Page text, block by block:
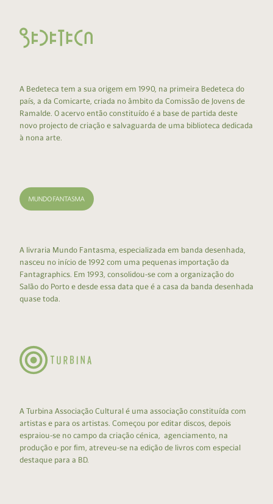
A Bedeteca tem a sua origem em 1990, na primeira Bedeteca do
país, a da Comicarte, criada no âmbito da Comissão de Jovens de
Ramalde. O acervo então constituído é a base de partida deste
novo projecto de criação e salvaguarda de uma biblioteca dedicada
à nona arte.
A livraria Mundo Fantasma, especializada em banda desenhada,
nasceu no início de 1992 com uma pequenas importação da
Fantagraphics. Em 1993, consolidou-se com a organização do
Salão do Porto e desde essa data que é a casa da banda desenhada
quase toda.
A Turbina Associação Cultural é uma associação constituída com
artistas e para os artistas. Começou por editar discos, depois
espraiou-se no campo da criação cénica, agenciamento, na
produção e por fim, atreveu-se na edição de livros com especial
destaque para a BD.